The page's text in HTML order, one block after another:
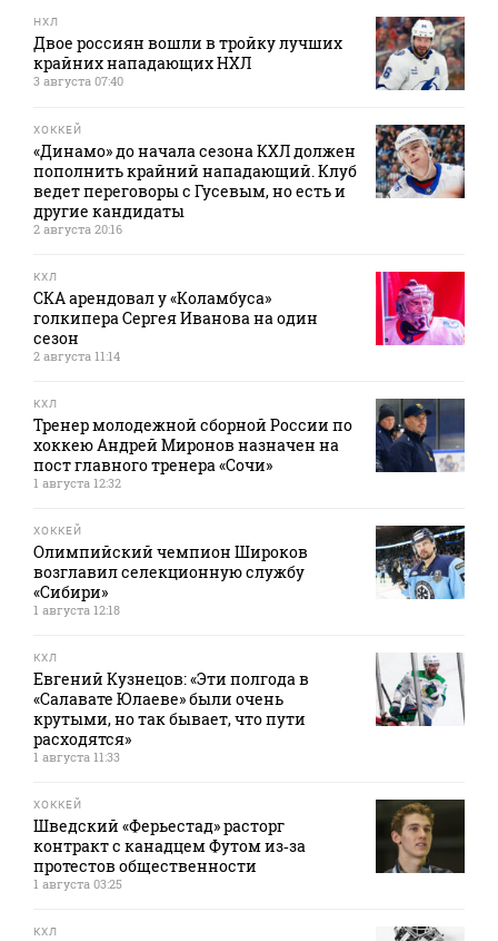
НХЛ
Двое россиян вошли в тройку лучших
крайних нападающих НХЛ
3 августа 07:40
ХОККЕЙ
«Динамо» до начала сезона КХЛ должен
пополнить крайний нападающий. Клуб
ведет переговоры с Гусевым, но есть и
другие кандидаты
2 августа 20:16
КХЛ
СКА арендовал у «Коламбуса»
голкипера Сергея Иванова на один
сезон
2 августа 11:14
КХЛ
Тренер молодежной сборной России по
хоккею Андрей Миронов назначен на
пост главного тренера «Сочи»
1 августа 12:32
ХОККЕЙ
Олимпийский чемпион Широков
возглавил селекционную службу
«Сибири»
1 августа 12:18
КХЛ
Евгений Кузнецов: «Эти полгода в
«Салавате Юлаеве» были очень
крутыми, но так бывает, что пути
расходятся»
1 августа 11:33
ХОККЕЙ
Шведский «Ферьестад» расторг
контракт с канадцем Футом из‑за
протестов общественности
1 августа 03:25
КХЛ